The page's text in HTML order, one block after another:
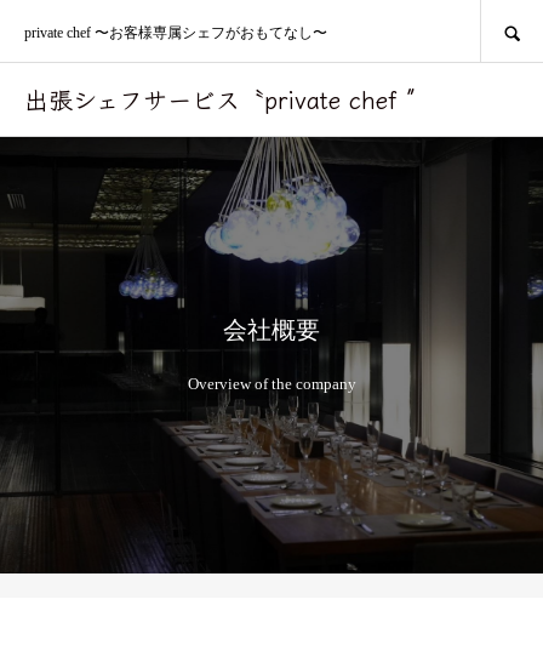
出張シェフサービス〝private chef ″
private chef 〜お客様専属シェフがおもてなし〜
会社概要
Overview of the company